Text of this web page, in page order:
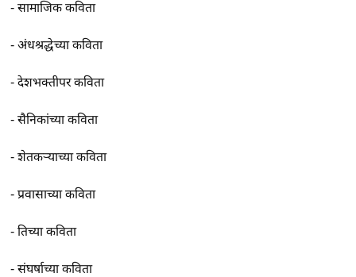
-सामाजिक कविता
-अंधश्रद्धेच्या कविता
-देशभक्तीपर कविता
-सैनिकांच्या कविता
-शेतकर्‍याच्या कविता
-प्रवासाच्या कविता
-तिच्या कविता
-संघर्षाच्या कविता